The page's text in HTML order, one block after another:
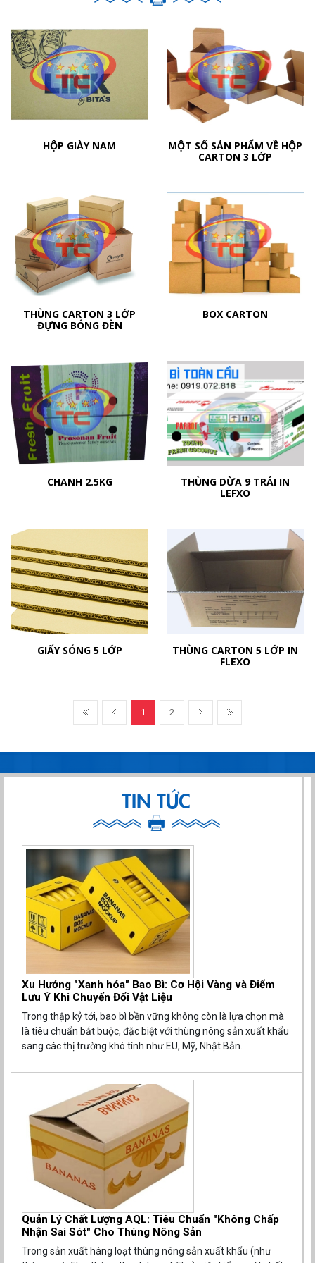
HỘP GIÀY NAM
MỘT SỐ SẢN PHẨM VỀ HỘP
CARTON 3 LỚP
THÙNG CARTON 3 LỚP
ĐỰNG BÓNG ĐÈN
BOX CARTON
CHANH 2.5KG
THÙNG DỪA 9 TRÁI IN
LEFXO
GIẤY SÓNG 5 LỚP
THÙNG CARTON 5 LỚP IN
FLEXO
1 2
TIN TỨC
Xu Hướng "Xanh hóa" Bao Bì: Cơ Hội Vàng và Điểm
Lưu Ý Khi Chuyển Đổi Vật Liệu
Trong thập kỷ tới, bao bì bền vững không còn là lựa chọn mà
là tiêu chuẩn bắt buộc, đặc biệt với thùng nông sản xuất khẩu
sang các thị trường khó tính như EU, Mỹ, Nhật Bản.
Quản Lý Chất Lượng AQL: Tiêu Chuẩn "Không Chấp
Nhận Sai Sót" Cho Thùng Nông Sản
Trong sản xuất hàng loạt thùng nông sản xuất khẩu (như